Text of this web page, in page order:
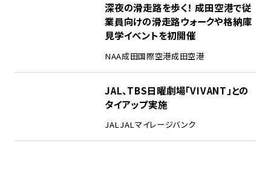
深夜の滑走路を歩く！ 成田空港で従
業員向けの滑走路ウォークや格納庫
見学イベントを初開催
NAA成田国際空港成田空港
JAL、TBS日曜劇場「VIVANT」との
タイアップ実施
JALJALマイレージバンク